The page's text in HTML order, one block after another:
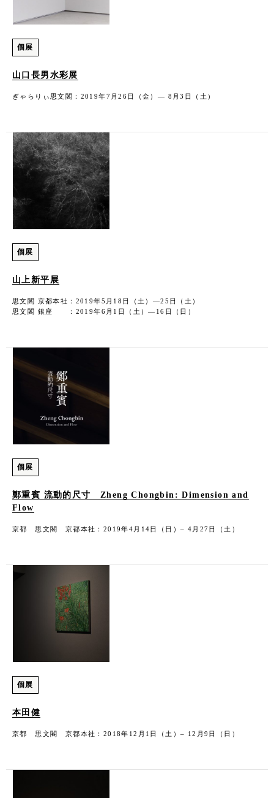
個展
山口長男水彩展
ぎゃらりぃ思文閣：2019年7月26日（金）― 8月3日（土）
個展
山上新平展
思文閣 京都本社：2019年5月18日（土）―25日（土）
思文閣 銀座 ：2019年6月1日（土）―16日（日）
個展
鄭重賓 流動的尺寸 Zheng Chongbin: Dimension and
Flow
京都 思文閣 京都本社：2019年4月14日（日）– 4月27日（土）
個展
本田健
京都 思文閣 京都本社：2018年12月1日（土）– 12月9日（日）